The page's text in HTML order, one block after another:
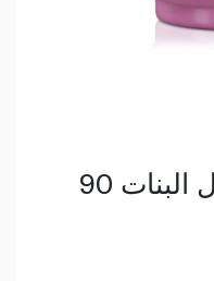
دانيت تحلية بطعم غزل البنات 90